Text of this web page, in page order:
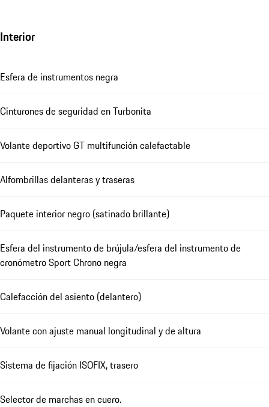
Interior
Esfera de instrumentos negra
Cinturones de seguridad en Turbonita
Volante deportivo GT multifunción calefactable
Alfombrillas delanteras y traseras
Paquete interior negro (satinado brillante)
Esfera del instrumento de brújula/esfera del instrumento de
cronómetro Sport Chrono negra
Calefacción del asiento (delantero)
Volante con ajuste manual longitudinal y de altura
Sistema de fijación ISOFIX, trasero
Selector de marchas en cuero.